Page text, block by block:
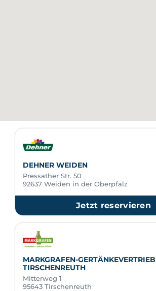
DEHNER WEIDEN
Pressather Str. 50
92637 Weiden in der Oberpfalz
Jetzt reservieren
MARKGRAFEN-GERTÄNKEVERTRIEB
TIRSCHENREUTH
Mitterweg 1
95643 Tirschenreuth